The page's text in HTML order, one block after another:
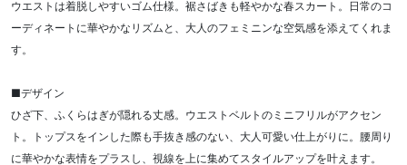
ウエストは着脱しやすいゴム仕様。裾さばきも軽やかな春スカート。日常のコ
ーディネートに華やかなリズムと、大人のフェミニンな空気感を添えてくれま
す。
■デザイン
ひざ下、ふくらはぎが隠れる丈感。ウエストベルトのミニフリルがアクセン
ト。トップスをインした際も手抜き感のない、大人可愛い仕上がりに。腰周り
に華やかな表情をプラスし、視線を上に集めてスタイルアップを叶えます。